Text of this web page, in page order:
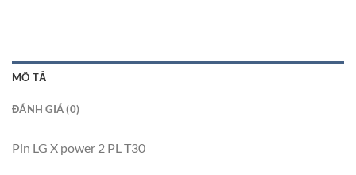
MÔ TẢ
ĐÁNH GIÁ (0)
Pin LG X power 2 PL T30